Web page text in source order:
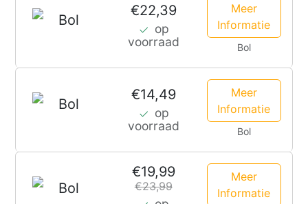
€22,39
op
voorraad
Meer
Informatie
Bol
€14,49
op
voorraad
Meer
Informatie
Bol
€19,99
€23,99
Meer
Informatie